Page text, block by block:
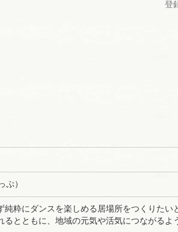
登
ぷ）
粋にダンスを楽しめる居場所をつくりた
とともに、地域の元気や活気につながるよ